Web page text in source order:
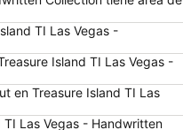
TI Las Vegas -
Island TI Las Vegas -
en Treasure Island TI Las
Las Vegas - Handwritten